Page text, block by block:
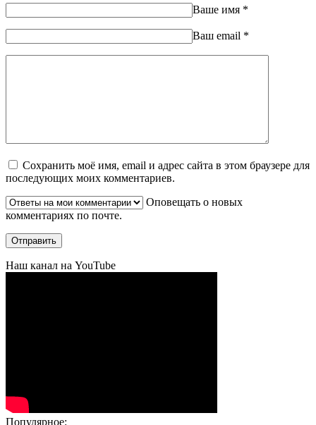
Ваше имя *
Ваш еmail *
Сохранить моё имя, email и адрес сайта в этом браузере для
последующих моих комментариев.
Оповещать о новых
комментариях по почте.
Наш канал на YouTube
Популярное: